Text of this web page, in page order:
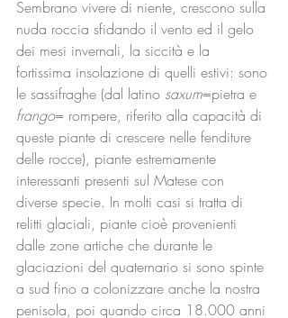
Sembrano vivere di niente, crescono sulla
nuda roccia sfidando il vento ed il gelo
dei mesi invernali, la siccità e la
fortissima insolazione di quelli estivi: sono
le sassifraghe (dal latino saxum=pietra e
frango= rompere, riferito alla capacità di
queste piante di crescere nelle fenditure
delle rocce), piante estremamente
interessanti presenti sul Matese con
diverse specie. In molti casi si tratta di
relitti glaciali, piante cioè provenienti
dalle zone artiche che durante le
glaciazioni del quaternario si sono spinte
a sud fino a colonizzare anche la nostra
penisola, poi quando circa 18.000 anni